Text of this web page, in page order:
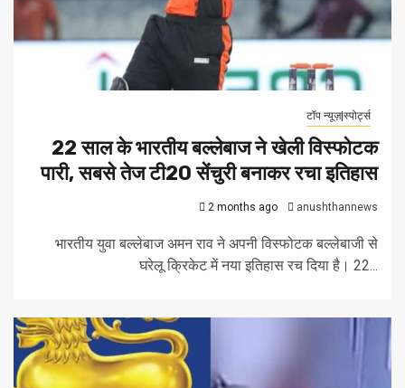
टॉप न्यूज़|स्पोर्ट्स
22 साल के भारतीय बल्लेबाज ने खेली विस्फोटक
पारी, सबसे तेज टी20 सेंचुरी बनाकर रचा इतिहास
2 months ago anushthannews
भारतीय युवा बल्लेबाज अमन राव ने अपनी विस्फोटक बल्लेबाजी से
घरेलू क्रिकेट में नया इतिहास रच दिया है। 22...